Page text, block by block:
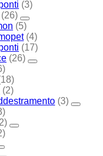
(3)
(26)
(5)
(4)
(17)
(26)
(2)
(3)